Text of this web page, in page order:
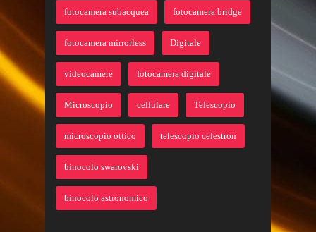
fotocamera subacquea fotocamera bridge
fotocamera mirrorless Digitale
videocamere fotocamera digitale
Microscopio cellulare Telescopio
microscopio ottico telescopio celestron
binocolo swarovski
binocolo astronomico